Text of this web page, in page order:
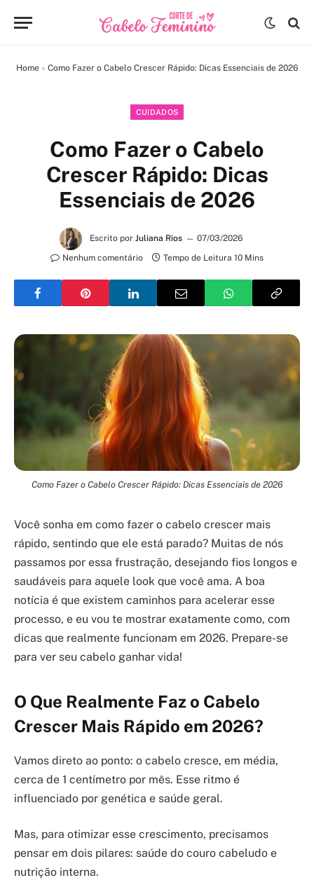
Home » Como Fazer o Cabelo Crescer Rápido: Dicas Essenciais de 2026
CUIDADOS
Como Fazer o Cabelo
Crescer Rápido: Dicas
Essenciais de 2026
Escrito por Juliana Rios
07/03/2026
Nenhum comentário
Tempo de Leitura 10 Mins
Como Fazer o Cabelo Crescer Rápido: Dicas Essenciais de 2026
Você sonha em como fazer o cabelo crescer mais
rápido, sentindo que ele está parado? Muitas de nós
passamos por essa frustração, desejando fios longos e
saudáveis para aquele look que você ama. A boa
notícia é que existem caminhos para acelerar esse
processo, e eu vou te mostrar exatamente como, com
dicas que realmente funcionam em 2026. Prepare-se
para ver seu cabelo ganhar vida!
O Que Realmente Faz o Cabelo
Crescer Mais Rápido em 2026?
Vamos direto ao ponto: o cabelo cresce, em média,
cerca de 1 centímetro por mês. Esse ritmo é
influenciado por genética e saúde geral.
Mas, para otimizar esse crescimento, precisamos
pensar em dois pilares: saúde do couro cabeludo e
nutrição interna.